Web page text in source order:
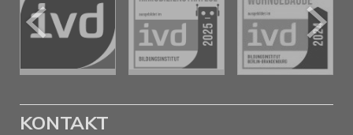
KONTAKT